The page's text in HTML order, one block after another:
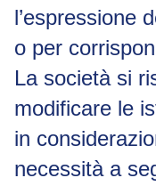
l’espressione
o per
La società si
modificare le
in
necessità a